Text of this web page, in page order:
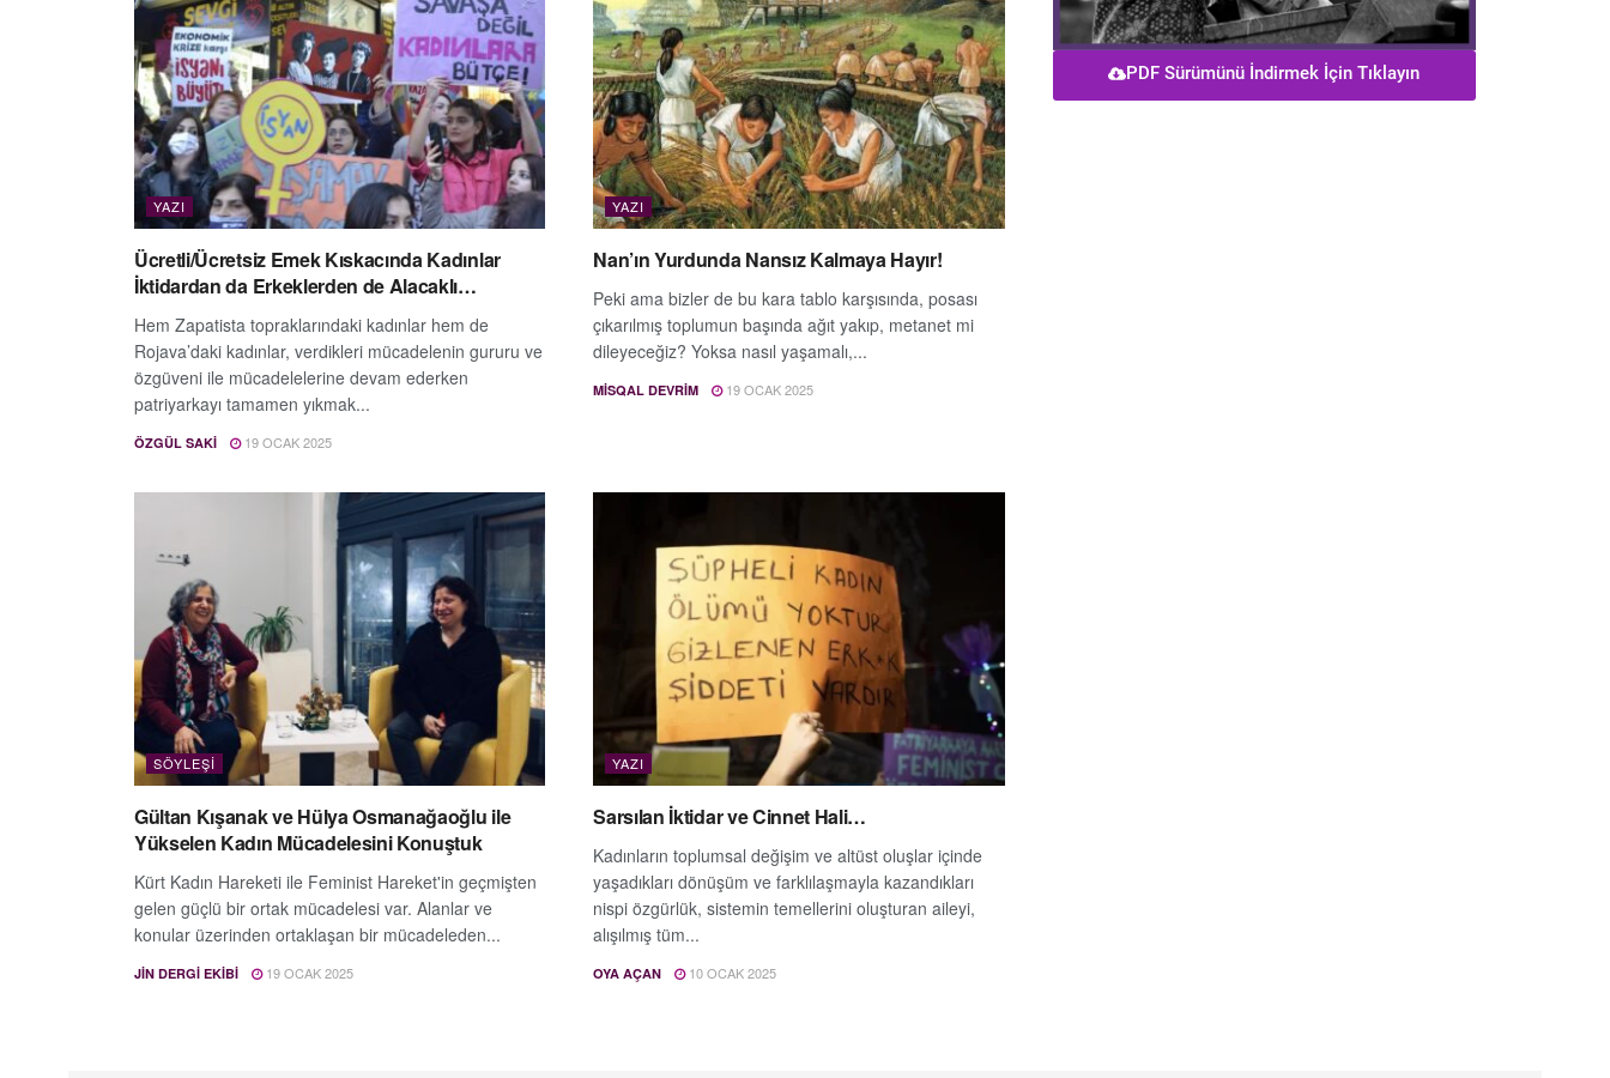
YAZI
Ücretli/Ücretsiz Emek Kıskacında Kadınlar
İktidardan da Erkeklerden de Alacaklı…
Hem Zapatista topraklarındaki kadınlar hem de
Rojava’daki kadınlar, verdikleri mücadelenin gururu ve
özgüveni ile mücadelelerine devam ederken
patriyarkayı tamamen yıkmak...
ÖZGÜL SAKI 19 OCAK 2025
YAZI
Nan’ın Yurdunda Nansız Kalmaya Hayır!
Peki ama bizler de bu kara tablo karşısında, posası
çıkarılmış toplumun başında ağıt yakıp, metanet mi
dileyeceğiz? Yoksa nasıl yaşamalı,...
MISQAL DEVRIM 19 OCAK 2025
SÖYLEŞI
Gültan Kışanak ve Hülya Osmanağaoğlu ile
Yükselen Kadın Mücadelesini Konuştuk
Kürt Kadın Hareketi ile Feminist Hareket'in geçmişten
gelen güçlü bir ortak mücadelesi var. Alanlar ve
konular üzerinden ortaklaşan bir mücadeleden...
JIN DERGI EKIBI 19 OCAK 2025
YAZI
Sarsılan İktidar ve Cinnet Hali…
Kadınların toplumsal değişim ve altüst oluşlar içinde
yaşadıkları dönüşüm ve farklılaşmayla kazandıkları
nispi özgürlük, sistemin temellerini oluşturan aileyi,
alışılmış tüm...
OYA AÇAN 10 OCAK 2025
PDF Sürümünü İndirmek İçin Tıklayın